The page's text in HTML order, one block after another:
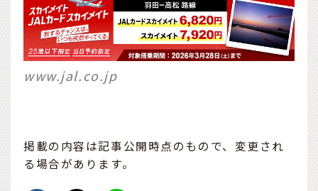
www.jal.co.jp
掲載の内容は記事公開時点のもので、変更され
る場合があります。